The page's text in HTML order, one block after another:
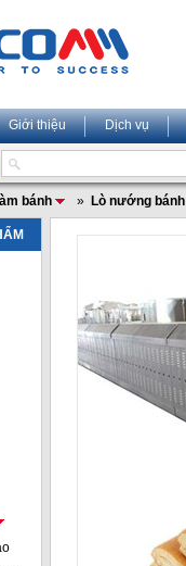
Giới thiệu Dịch vụ
bánh » Lò nướng bánh